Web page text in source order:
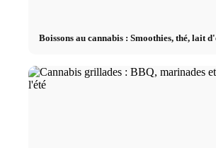
Boissons au cannabis : Smoothies, thé, lait